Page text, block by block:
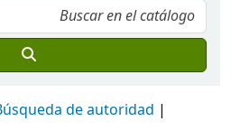
de autoridad